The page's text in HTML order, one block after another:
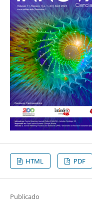
HTML PDF
Publicado